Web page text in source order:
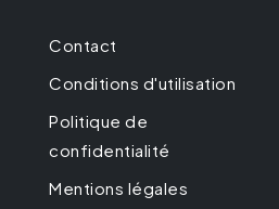
Contact
Conditions d'utilisation
Politique de
confidentialité
Mentions légales